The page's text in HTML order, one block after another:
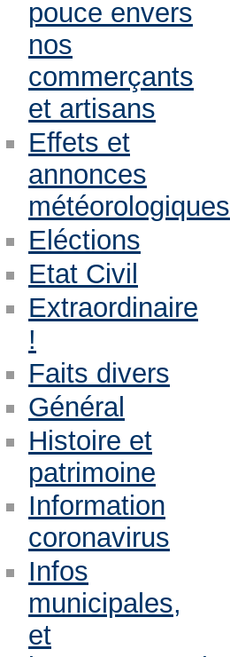
pouce envers
nos
commerçants
et artisans
Effets et
annonces
météorologiques
Eléctions
Etat Civil
Extraordinaire
!
Faits divers
Général
Histoire et
patrimoine
Information
coronavirus
Infos
municipales,
et